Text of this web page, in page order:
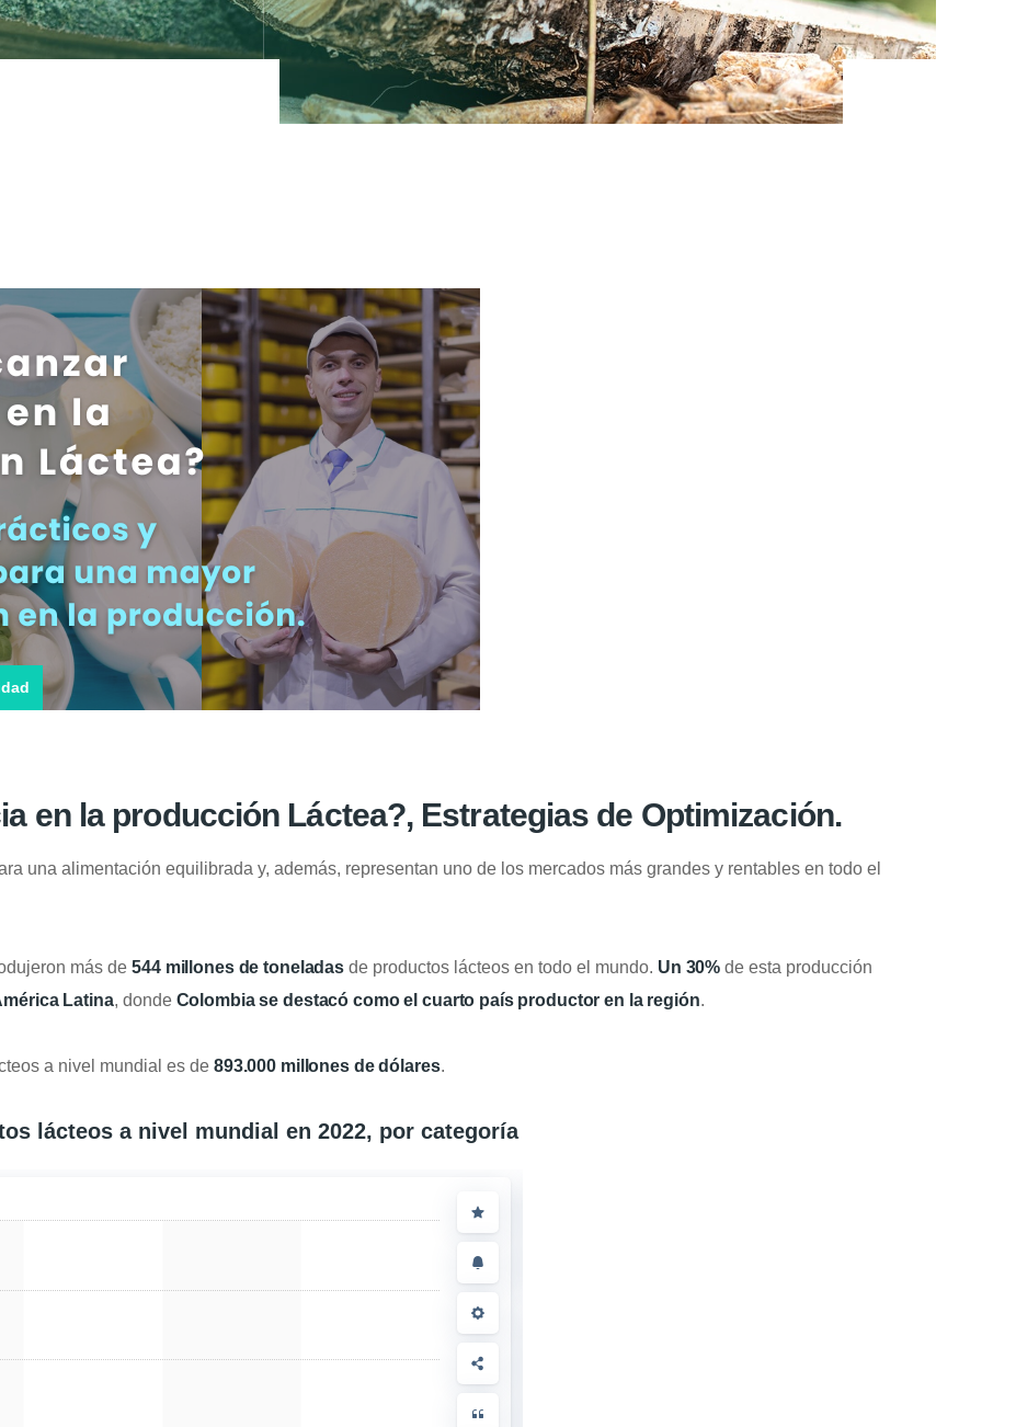
en la producción Láctea?, Estrategias de Optimización.
una alimentación equilibrada y, además, representan uno de los mercados más grandes y rentables en todo el
más de544 millones de toneladas de productos lácteos en todo el mundo. Un 30% de esta producción
Latina, donde Colombia se destacó como el cuarto país productor en la región.
a nivel mundial es de 893.000 millones de dólares.
lácteos a nivel mundial en 2022, por categoría